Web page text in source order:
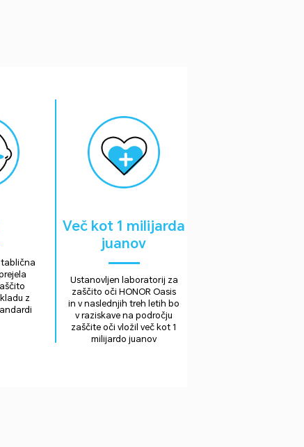
z
Več kot 1 milijarda
juanov
Ustanovljen laboratorij za
zaščito oči HONOR Oasis
in v naslednjih treh letih bo
v raziskave na področju
zaščite oči vložil več kot 1
milijardo juanov